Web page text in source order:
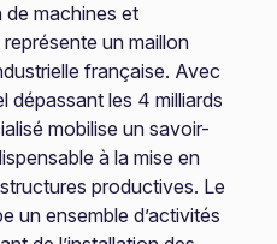
de machines et
un maillon
française. Avec
dépassant les 4 milliards
mobilise un savoir-
à la mise en
productives. Le
un ensemble d’activités